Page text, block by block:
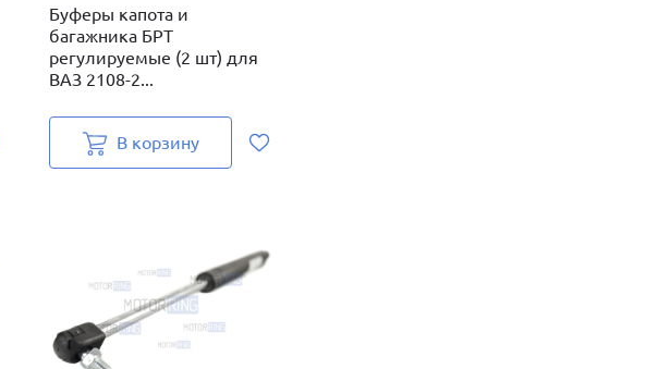
Буферы капота и
багажника БРТ
регулируемые (2 шт) для
ВАЗ 2108-2...
В корзину